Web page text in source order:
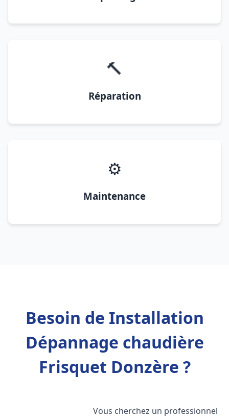
🔨
Réparation
⚙️
Maintenance
Besoin de Installation
Dépannage chaudière
Frisquet Donzère ?
Vous cherchez un professionnel